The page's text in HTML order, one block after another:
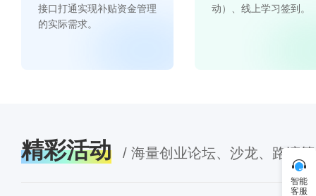
接口打通实现补贴资金管理
的实际需求。
动）、线上学习签到。
精彩活动 / 海量创业论坛、沙龙、路演
智能
客服